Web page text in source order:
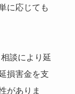
に応じても
談により延
損害金を支
がありま